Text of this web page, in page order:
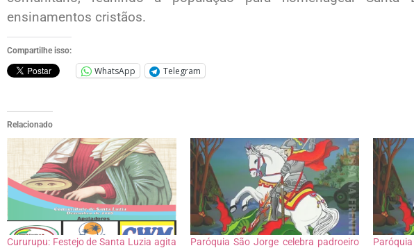
ensinamentos cristãos.
Compartilhe isso:
WhatsApp Telegram
Relacionado
Cururupu: Festejo de Santa Luzia agita
Paróquia São Jorge celebra padroeiro